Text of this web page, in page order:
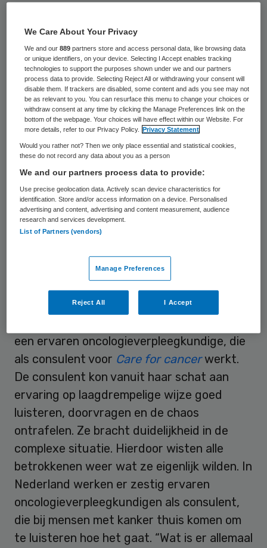
mensen langskomen?” Sommige mensen
wel, anderen liever niet. Het kost je veel
energie om alles schoon te houden. Wil je
dat wel? “Hoeveel tijd heb je nog en hoe wil
je die besteden?” Confronterend zijn deze
vragen, maar wel goed om bij stil te staan.
Je merkt dat je niet mee hoeft te gaan met
keuzes kunt maken. Aangeven wie wel
welkom zijn en wie niet. En bijvoorbeeld
extra hulp organiseren om het huis schoon
Chaos ontrafelen
een ervaren oncologieverpleegkundige, die
als consulent voor Care for cancerwerkt.
De consulent kon vanuit haar schat aan
ervaring op laagdrempelige wijze goed
luisteren, doorvragen en de chaos
ontrafelen. Ze bracht duidelijkheid in de
complexe situatie. Hierdoor wisten alle
betrokkenen weer wat ze eigenlijk wilden. In
Nederland werken er zestig ervaren
oncologieverpleegkundigen als consulent,
die bij mensen met kanker thuis komen om
te luisteren hoe het gaat. “Wat is er allemaal
We Care About Your Privacy
We and our889 partners store and access personal data, like browsing data
or unique identifiers, on your device. Selecting I Accept enables tracking
technologies to support the purposes shown under we and our partners
process data to provide. Selecting Reject All or withdrawing your consent will
disable them. If trackers are disabled, some content and ads you see may not
be as relevant to you. You can resurface this menu to change your choices or
withdraw consent at any time by clicking the Manage Preferences link on the
bottom of the webpage. Your choices will have effect within our Website. For
more details, refer to our Privacy Policy.
Privacy Statement
Would you rather not? Then we only place essential and statistical cookies,
these do not record any data about you as a person
We and our partners process data to provide:
Use precise geolocation data. Actively scan device characteristics for
identification. Store and/or access information on a device. Personalised
advertising and content, advertising and content measurement, audience
research and services development.
List of Partners (vendors)
Manage Preferences
Reject All I Accept